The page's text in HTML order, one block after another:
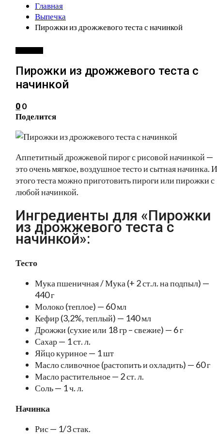
Главная
Выпечка
Пирожки из дрожжевого теста с начинкой
Пирожки из дрожжевого теста с
начинкой
0 0
Поделится
Аппетитный дрожжевой пирог с рисовой начинкой —
это очень мягкое, воздушное тесто и сытная начинка.
этого теста можно приготовить пироги или пирожки с
любой начинкой.
Ингредиенты для «Пирожки
из дрожжевого теста с
начинкой»:
Тесто
Мука пшеничная / Мука (+ 2 ст.л. на подпыл) —
440 г
Молоко (теплое) — 60 мл
Кефир (3,2%, теплый) — 140 мл
Дрожжи (сухие или 18 гр – свежие) — 6 г
Сахар — 1 ст. л.
Яйцо куриное — 1 шт
Масло сливочное (растопить и охладить) — 60 г
Масло растительное — 2 ст. л.
Соль — 1 ч. л.
Начинка
Рис — 1/3 стак.